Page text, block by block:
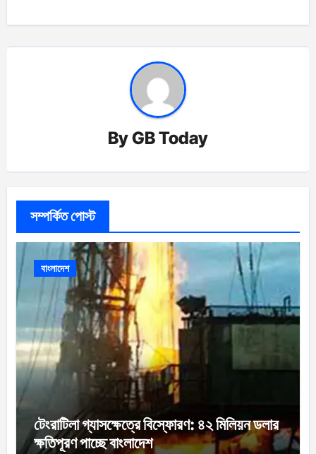
ByGB Today
সম্পর্কিত পোস্ট
বাংলাদেশ
টেংরাটিলা গ্যাসক্ষেত্রে বিস্ফোরণ: ৪২ মিলিয়ন ডলার
ক্ষতিপূরণ পাচ্ছে বাংলাদেশ